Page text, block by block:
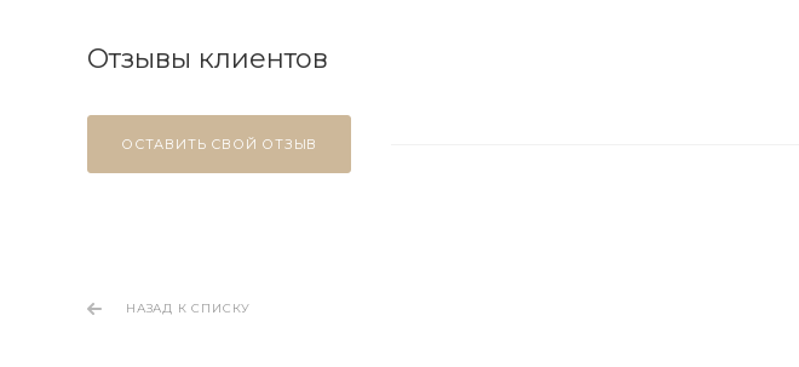
Отзывы клиентов
ОСТАВИТЬ СВОЙ ОТЗЫВ
НАЗАД К СПИСКУ